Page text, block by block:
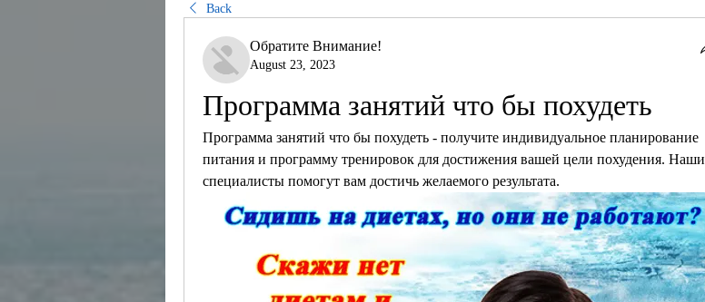
Back
Обратите Внимание!
August 23, 2023
Программа занятий что бы похудеть
Программа занятий что бы похудеть - получите индивидуальное планирование
питания и программу тренировок для достижения вашей цели похудения. Наши
специалисты помогут вам достичь желаемого результата.